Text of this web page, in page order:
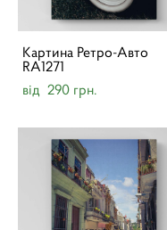
Картина Ретро-Авто
RA1271
від 290 грн.